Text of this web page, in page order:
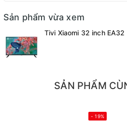
Sản phẩm vừa xem
Tivi Xiaomi 32 inch EA32
SẢN PHẨM
- 19%